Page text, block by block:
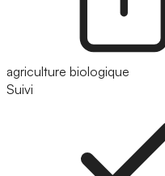
agriculture biologique
Suivi